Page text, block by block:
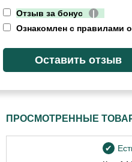
Отзыв за бонус
|
Ознакомлен с правилами
ПРОСМОТРЕННЫЕ